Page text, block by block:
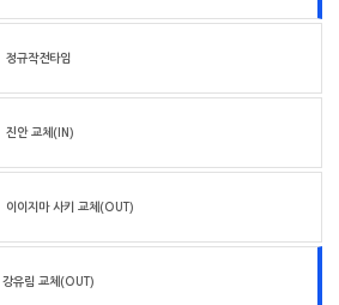
정규작전타임
진안 교체(IN)
이이지마 사키 교체(OUT)
강유림 교체(OUT)